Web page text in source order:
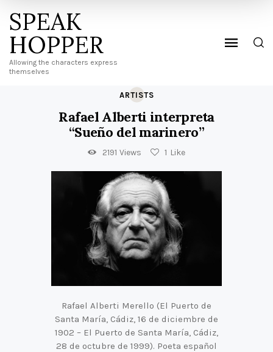
SPEAK
HOPPER
Allowing the characters express
themselves
ARTISTS
Rafael Alberti interpreta
“Sueño del marinero”
2191 Views 1 Like
Rafael Alberti Merello (El Puerto de
Santa María, Cádiz, 16 de diciembre de
1902 – El Puerto de Santa María, Cádiz,
28 de octubre de 1999). Poeta español